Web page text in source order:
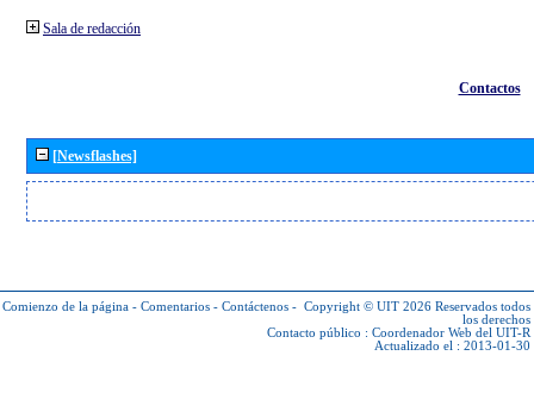
Sala de redacción
Contactos
[Newsflashes]
Comienzo de la página - Comentarios - Contáctenos - Copyright © UIT 2026 Reservados todos
los derechos
Contacto público : Coordenador Web del UIT-R
Actualizado el : 2013-01-30